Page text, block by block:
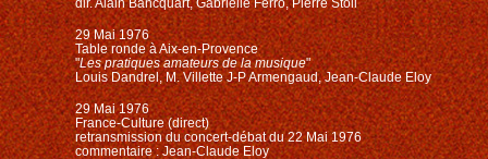
29 Mai 1976
Table ronde à Aix-en-Provence
"Les pratiques amateurs de la musique"
Louis Dandrel, M. Villette J-P Armengaud, Jean-Claude Eloy
29 Mai 1976
France-Culture (direct)
retransmission du concert-débat du 22 Mai 1976
commentaire : Jean-Claude Eloy